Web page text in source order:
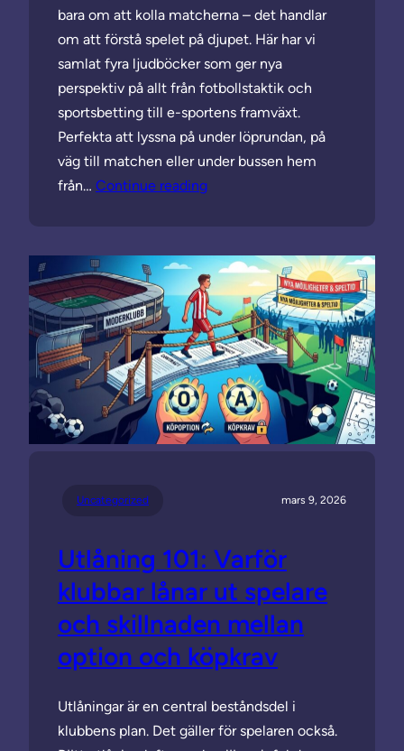
bara om att kolla matcherna – det handlar
om att förstå spelet på djupet. Här har vi
samlat fyra ljudböcker som ger nya
perspektiv på allt från fotbollstaktik och
sportsbetting till e-sportens framväxt.
Perfekta att lyssna på under löprundan, på
väg till matchen eller under bussen hem
från… Continue reading
Uncategorized mars 9, 2026
Utlåning 101: Varför
klubbar lånar ut spelare
och skillnaden mellan
option och köpkrav
Utlåningar är en central beståndsdel i
klubbens plan. Det gäller för spelaren också.